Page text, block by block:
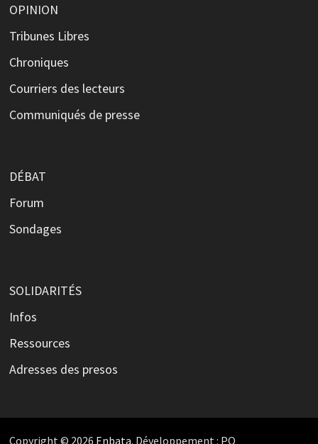
OPINION
Tribunes Libres
Chroniques
Courriers des lecteurs
Communiqués de presse
DÉBAT
Forum
Sondages
SOLIDARITÉS
Infos
Ressources
Adresses des presos
Copyright © 2026 Enbata. Développement : PO